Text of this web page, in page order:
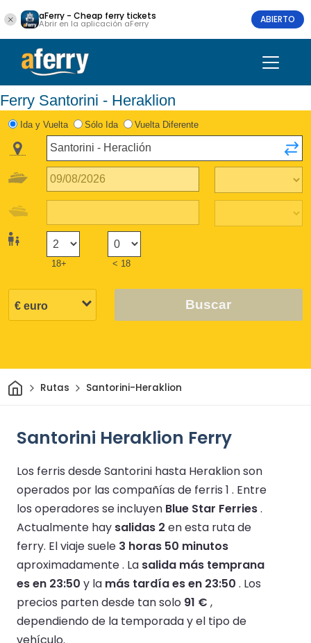
aFerry - Cheap ferry tickets
Abrir en la aplicación aFerry ABIERTO
Ferry Santorini - Heraklion
Ida y Vuelta Sólo Ida Vuelta Diferente
18+ < 18
Buscar
InicioRutas Santorini-Heraklion
Santorini Heraklion Ferry
Los ferris desde Santorini hasta Heraklion son
operados por las compañías de ferris 1 . Entre
los operadores se incluyen Blue Star Ferries.
Actualmente hay salidas 2 en esta ruta de
ferry. El viaje suele 3 horas 50 minutos
aproximadamente . La salida más temprana
es en 23:50 y la más tardía es en 23:50 . Los
precios parten desde tan solo 91 € ,
dependiendo de la temporada y el tipo de
vehículo.